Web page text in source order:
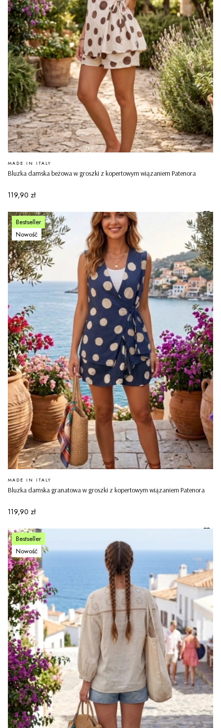
Bluzka damska beżowa w groszki z kopertowym wiązaniem Patenora
PRODUCENT
MADE IN ITALY
Cena
119,90 zł
Bestseller
Nowość
Bluzka damska granatowa w groszki z kopertowym wiązaniem Patenora
PRODUCENT
MADE IN ITALY
Cena
119,90 zł
Bestseller
Nowość